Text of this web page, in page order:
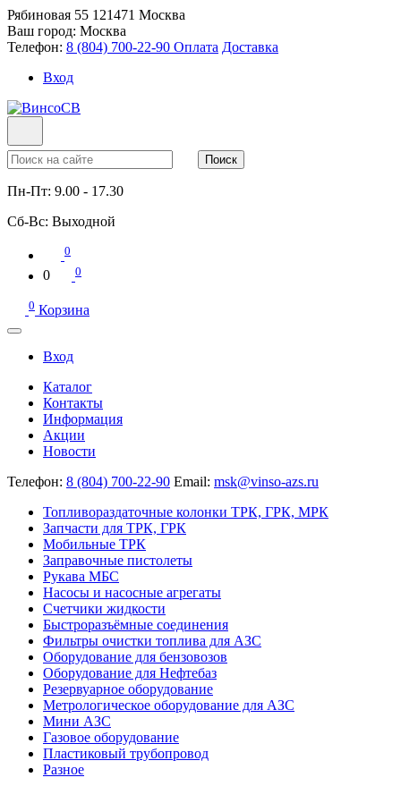
Рябиновая 55 121471 Москва
Ваш город: Москва
Телефон: 8 (804) 700-22-90 Оплата Доставка
Вход
Поиск
Пн-Пт: 9.00 - 17.30
Сб-Вс: Выходной
0
0 0
0 Корзина
Вход
Каталог
Контакты
Информация
Акции
Новости
Телефон: 8 (804) 700-22-90 Email: msk@vinso-azs.ru
Топливораздаточные колонки ТРК, ГРК, МРК
Запчасти для ТРК, ГРК
Мобильные ТРК
Заправочные пистолеты
Рукава МБС
Насосы и насосные агрегаты
Счетчики жидкости
Быстроразъёмные соединения
Фильтры очистки топлива для АЗС
Оборудование для бензовозов
Оборудование для Нефтебаз
Резервуарное оборудование
Метрологическое оборудование для АЗС
Мини АЗС
Газовое оборудование
Пластиковый трубопровод
Разное